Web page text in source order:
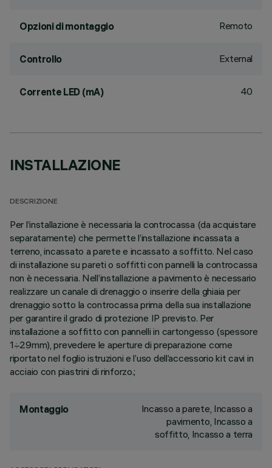
Opzioni di montaggio Remoto
Controllo External
Corrente LED (mA) 40
INSTALLAZIONE
DESCRIZIONE
Per l’installazione è necessaria la controcassa (da acquistare
separatamente) che permette l’installazione incassata a
terreno, incassato a parete e incassato a soffitto. Nel caso
di installazione su pareti o soffitti con pannelli la controcassa
non è necessaria. Nell’installazione a pavimento è necessario
realizzare un canale di drenaggio o inserire della ghiaia per
drenaggio sotto la controcassa prima della sua installazione
per garantire il grado di protezione IP previsto. Per
installazione a soffitto con pannelli in cartongesso (spessore
1÷29mm), prevedere le aperture di preparazione come
riportato nel foglio istruzioni e l’uso dell’accessorio kit cavi in
acciaio con piastrini di rinforzo.;
Montaggio
Incasso a parete, Incasso a
pavimento, Incasso a
soffitto, Incasso a terra